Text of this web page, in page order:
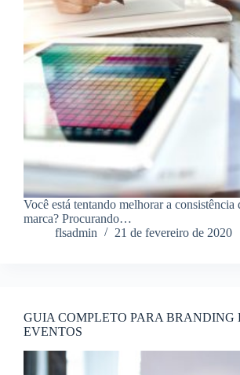
Você está tentando melhorar a consistência
marca? Procurando…
flsadmin
21 de fevereiro de 2020
GUIA COMPLETO PARA BRANDING
EVENTOS